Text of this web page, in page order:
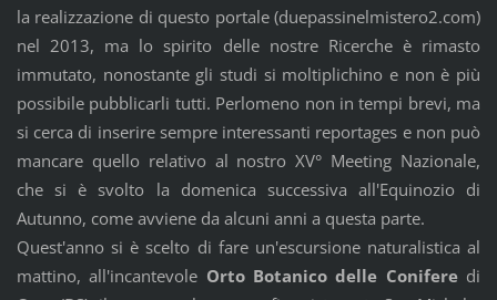
la realizzazione di questo portale (duepassinelmistero2.com)
nel 2013, ma lo spirito delle nostre Ricerche è rimasto
immutato, nonostante gli studi si moltiplichino e non è più
possibile pubblicarli tutti. Perlomeno non in tempi brevi, ma
si cerca di inserire sempre interessanti reportages e non può
mancare quello relativo al nostro XV° Meeting Nazionale,
che si è svolto la domenica successiva all'Equinozio di
Autunno, come avviene da alcuni anni a questa parte.
Quest'anno si è scelto di fare un'escursione naturalistica al
mattino, all'incantevole Orto Botanico delle Coniferedi